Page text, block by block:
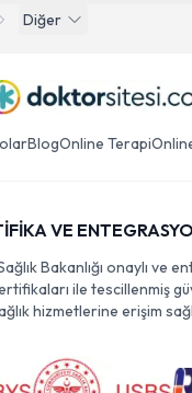
Diğer
BlogOnline Terapi
VE
Bakanlığı onaylı ve
ile tescillenmiş
hizmetlerine erişim